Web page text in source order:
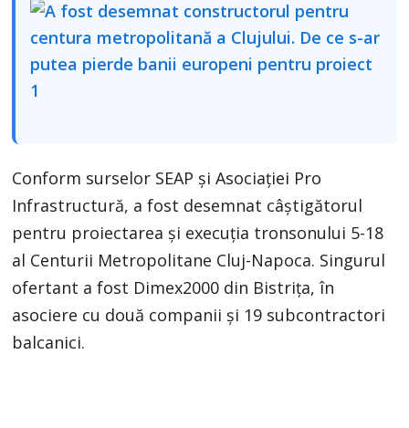
Conform surselor SEAP și Asociației Pro
Infrastructură, a fost desemnat câștigătorul
pentru proiectarea și execuția tronsonului 5-18
al Centurii Metropolitane Cluj-Napoca. Singurul
ofertant a fost Dimex2000 din Bistrița, în
asociere cu două companii și 19 subcontractori
balcanici.